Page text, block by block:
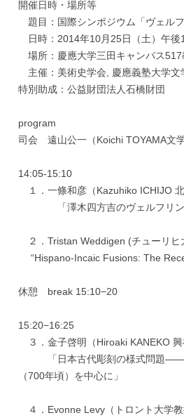
開催日時・場所等
題目：国際シンポジウム「ヴェル
日時：2014年10月25日（土）午後
場所：慶應大学三田キャンパス517
主催：美術史学会, 慶應義塾大学文
特別助成：公益財団法人石橋財団
program
司会 遠山公一（Koichi TOYAMA文
14:05-15:10
１．一條和彦（Kazuhiko ICHIJO
「澤木四方吉のヴェルフリン-『
２．Tristan Weddigen (チューリヒ
“Hispano-Incaic Fusions: The
休憩 break 15:10−20
15:20−16:25
３．金子啓明（Hiroaki KANEKO 興
「日本古代彫刻の様式問題――法
（700年頃）を中心に」
４．Evonne Levy（トロント大学教